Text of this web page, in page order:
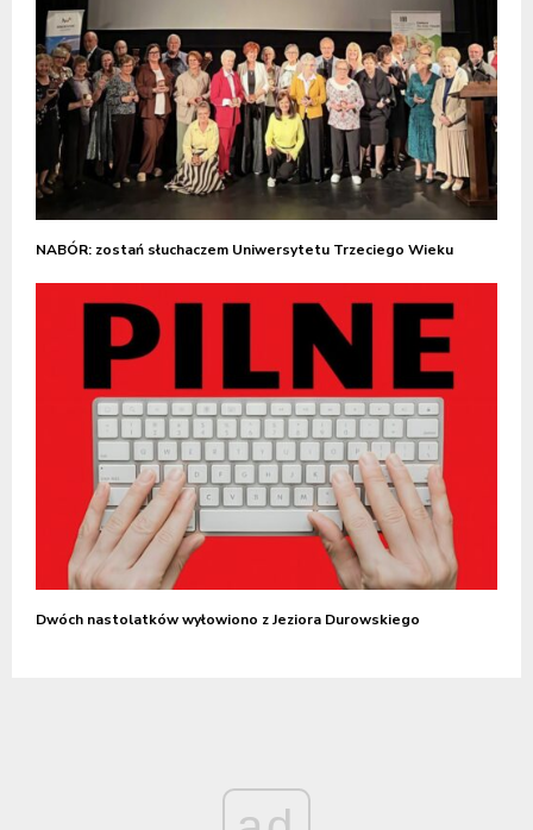
NABÓR: zostań słuchaczem Uniwersytetu Trzeciego Wieku
Dwóch nastolatków wyłowiono z Jeziora Durowskiego